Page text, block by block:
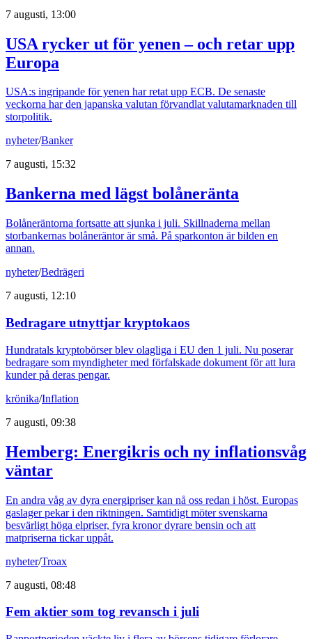
7 augusti, 13:00
USA rycker ut för yenen – och retar upp
Europa
USA:s ingripande för yenen har retat upp ECB. De senaste
veckorna har den japanska valutan förvandlat valutamarknaden till
storpolitik.
nyheter/Banker
7 augusti, 15:32
Bankerna med lägst bolåneränta
Bolåneräntorna fortsatte att sjunka i juli. Skillnaderna mellan
storbankernas bolåneräntor är små. På sparkonton är bilden en
annan.
nyheter/Bedrägeri
7 augusti, 12:10
Bedragare utnyttjar kryptokaos
Hundratals kryptobörser blev olagliga i EU den 1 juli. Nu poserar
bedragare som myndigheter med förfalskade dokument för att lura
kunder på deras pengar.
krönika/Inflation
7 augusti, 09:38
Hemberg: Energikris och ny inflationsvåg
väntar
En andra våg av dyra energipriser kan nå oss redan i höst. Europas
gaslager pekar i den riktningen. Samtidigt möter svenskarna
besvärligt höga elpriser, fyra kronor dyrare bensin och att
matpriserna tickar uppåt.
nyheter/Troax
7 augusti, 08:48
Fem aktier som tog revansch i juli